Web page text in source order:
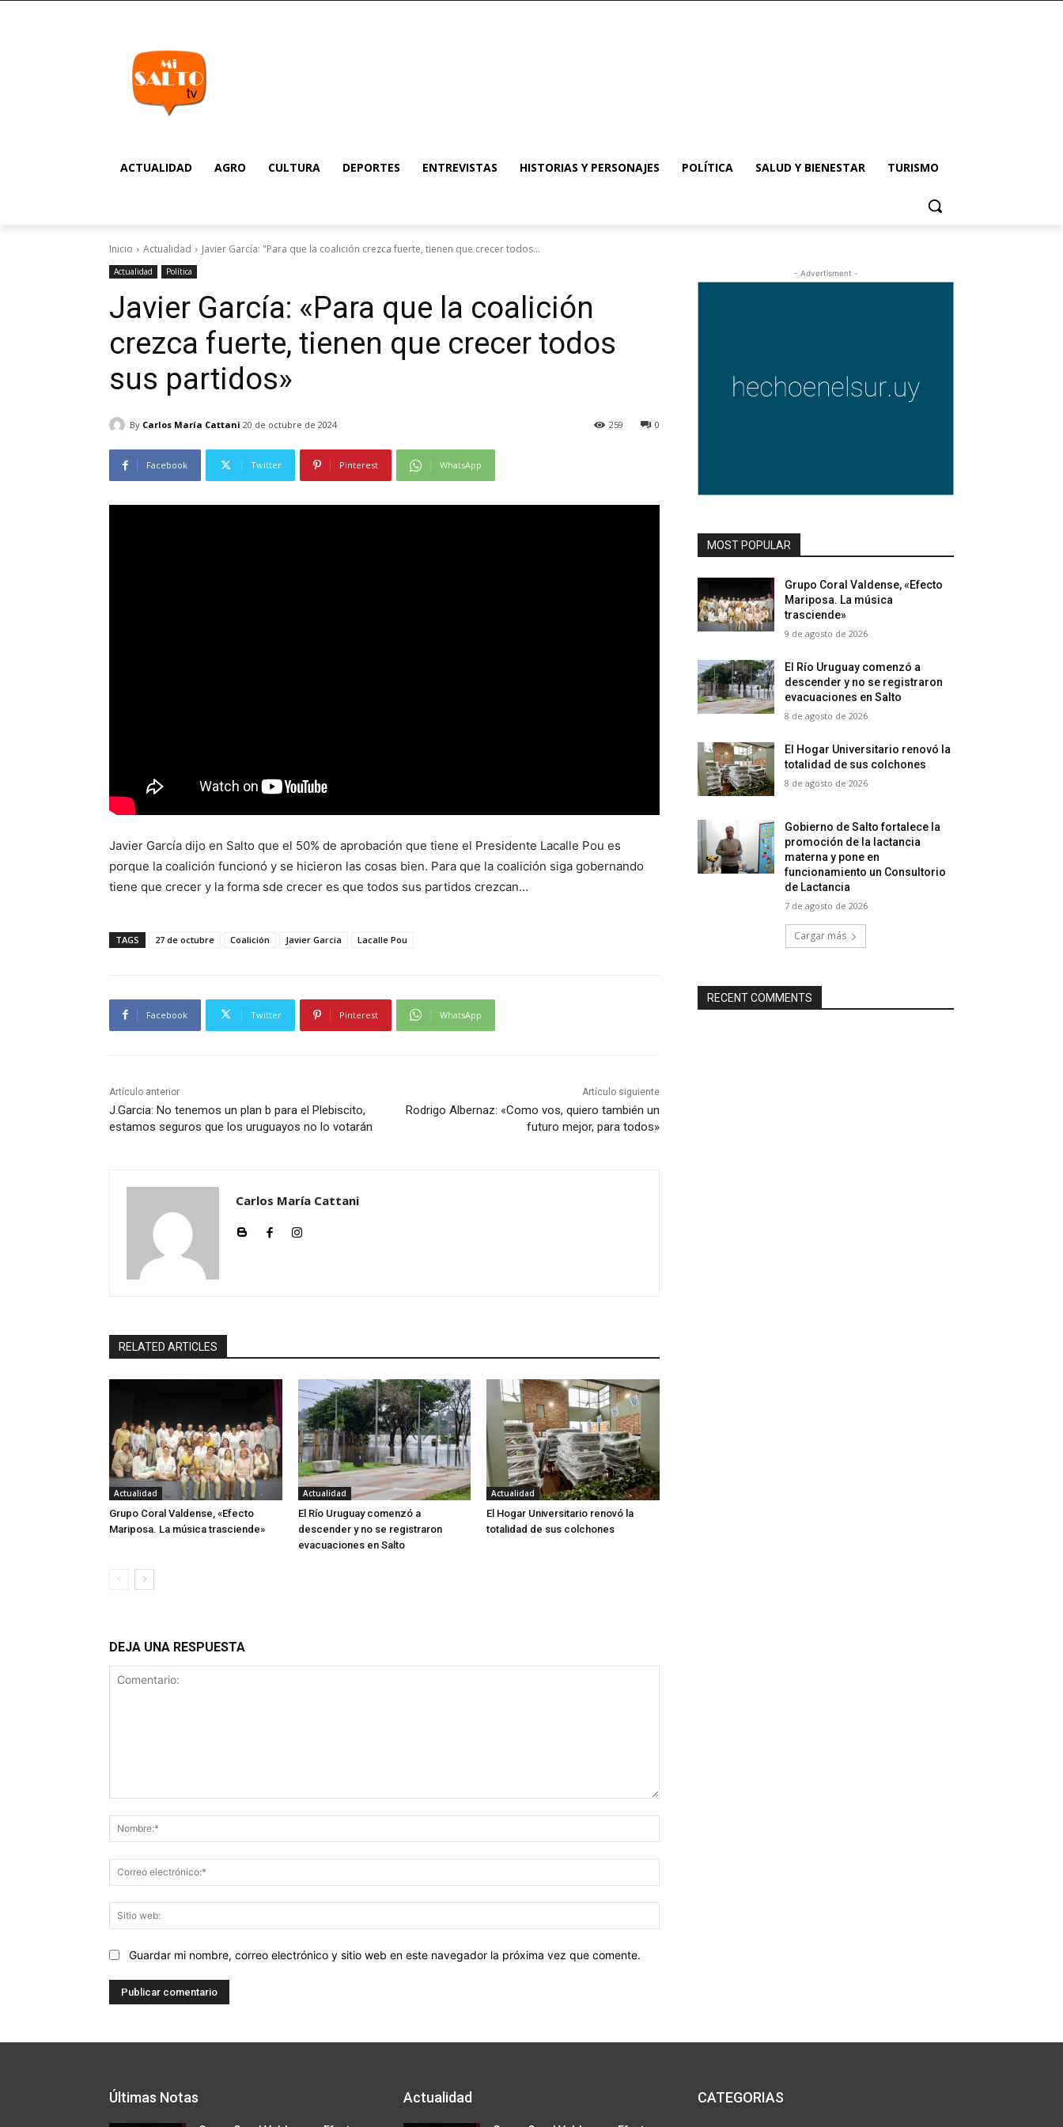
ACTUALIDAD AGRO CULTURA DEPORTES ENTREVISTAS HISTORIAS Y PERSONAJES POLÍTICA SALUD Y BIENESTAR TURISMO
Inicio Actualidad Javier García: "Para que la coalición crezca fuerte, tienen que crecer todos...
Actualidad Política
Javier García: «Para que la coalición
crezca fuerte, tienen que crecer todos
sus partidos»
By Carlos María Cattani 20 de octubre de 2024 0
259
Facebook Twitter Pinterest WhatsApp
Javier García dijo en Salto que el 50% de aprobación que tiene el Presidente Lacalle Pou es
porque la coalición funcionó y se hicieron las cosas bien. Para que la coalición siga gobernando
tiene que crecer y la forma sde crecer es que todos sus partidos crezcan…
TAGS 27 de octubre Coalición Javier Garcia Lacalle Pou
Facebook Twitter Pinterest WhatsApp
Artículo anterior
J.Garcia: No tenemos un plan b para el Plebiscito,
estamos seguros que los uruguayos no lo votarán
Artículo siguiente
Rodrigo Albernaz: «Como vos, quiero también un
futuro mejor, para todos»
Carlos María Cattani
RELATED ARTICLES
Actualidad
Grupo Coral Valdense, «Efecto
Mariposa. La música trasciende»
Actualidad
El Río Uruguay comenzó a
descender y no se registraron
evacuaciones en Salto
Actualidad
El Hogar Universitario renovó la
totalidad de sus colchones
DEJA UNA RESPUESTA
electrónico:*
web:
Guardar mi nombre, correo electrónico y sitio web en este navegador la próxima vez que comente.
- Advertisment -
MOST POPULAR
Grupo Coral Valdense, «Efecto
Mariposa. La música
trasciende»
9 de agosto de 2026
El Río Uruguay comenzó a
descender y no se registraron
evacuaciones en Salto
8 de agosto de 2026
El Hogar Universitario renovó la
totalidad de sus colchones
8 de agosto de 2026
Gobierno de Salto fortalece la
promoción de la lactancia
materna y pone en
funcionamiento un Consultorio
de Lactancia
7 de agosto de 2026
Cargar más
RECENT COMMENTS
Últimas Notas Actualidad CATEGORIAS